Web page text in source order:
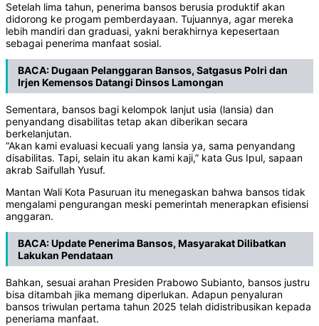
Setelah lima tahun, penerima bansos berusia produktif akan
didorong ke progam pemberdayaan. Tujuannya, agar mereka
lebih mandiri dan graduasi, yakni berakhirnya kepesertaan
sebagai penerima manfaat sosial.
BACA:Dugaan Pelanggaran Bansos, Satgasus Polri dan
Irjen Kemensos Datangi Dinsos Lamongan
Sementara, bansos bagi kelompok lanjut usia (lansia) dan
penyandang disabilitas tetap akan diberikan secara
berkelanjutan.
“Akan kami evaluasi kecuali yang lansia ya, sama penyandang
disabilitas. Tapi, selain itu akan kami kaji,” kata Gus Ipul, sapaan
akrab Saifullah Yusuf.
Mantan Wali Kota Pasuruan itu menegaskan bahwa bansos tidak
mengalami pengurangan meski pemerintah menerapkan efisiensi
anggaran.
BACA:Update Penerima Bansos, Masyarakat Dilibatkan
Lakukan Pendataan
Bahkan, sesuai arahan Presiden Prabowo Subianto, bansos justru
bisa ditambah jika memang diperlukan. Adapun penyaluran
bansos triwulan pertama tahun 2025 telah didistribusikan kepada
peneriama manfaat.